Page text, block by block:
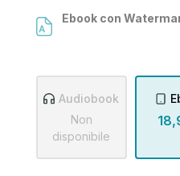
Ebook con
Audiobook
Non
disponibile